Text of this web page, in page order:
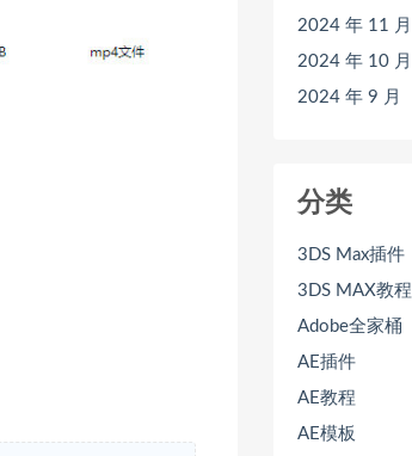
2024 年 11 月
2024 年 10 月
2024 年 9 月
分类
3DS Max插件
3DS MAX教程
Adobe全家桶
AE插件
AE教程
AE模板